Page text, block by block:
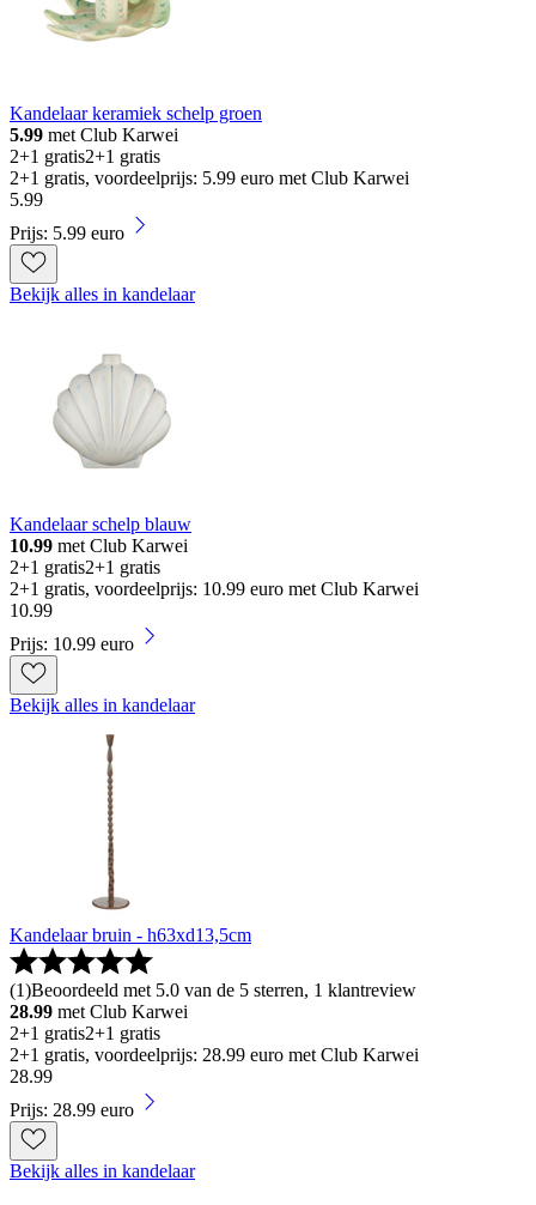
Kandelaar keramiek schelp groen
5.99 met Club Karwei
2+1 gratis2+1 gratis
2+1 gratis, voordeelprijs: 5.99 euro met Club Karwei
5.99
Prijs: 5.99 euro
Bekijk alles in kandelaar
Kandelaar schelp blauw
10.99 met Club Karwei
2+1 gratis2+1 gratis
2+1 gratis, voordeelprijs: 10.99 euro met Club Karwei
10.99
Prijs: 10.99 euro
Bekijk alles in kandelaar
Kandelaar bruin - h63xd13,5cm
(1)Beoordeeld met 5.0 van de 5 sterren, 1 klantreview
28.99 met Club Karwei
2+1 gratis2+1 gratis
2+1 gratis, voordeelprijs: 28.99 euro met Club Karwei
28.99
Prijs: 28.99 euro
Bekijk alles in kandelaar